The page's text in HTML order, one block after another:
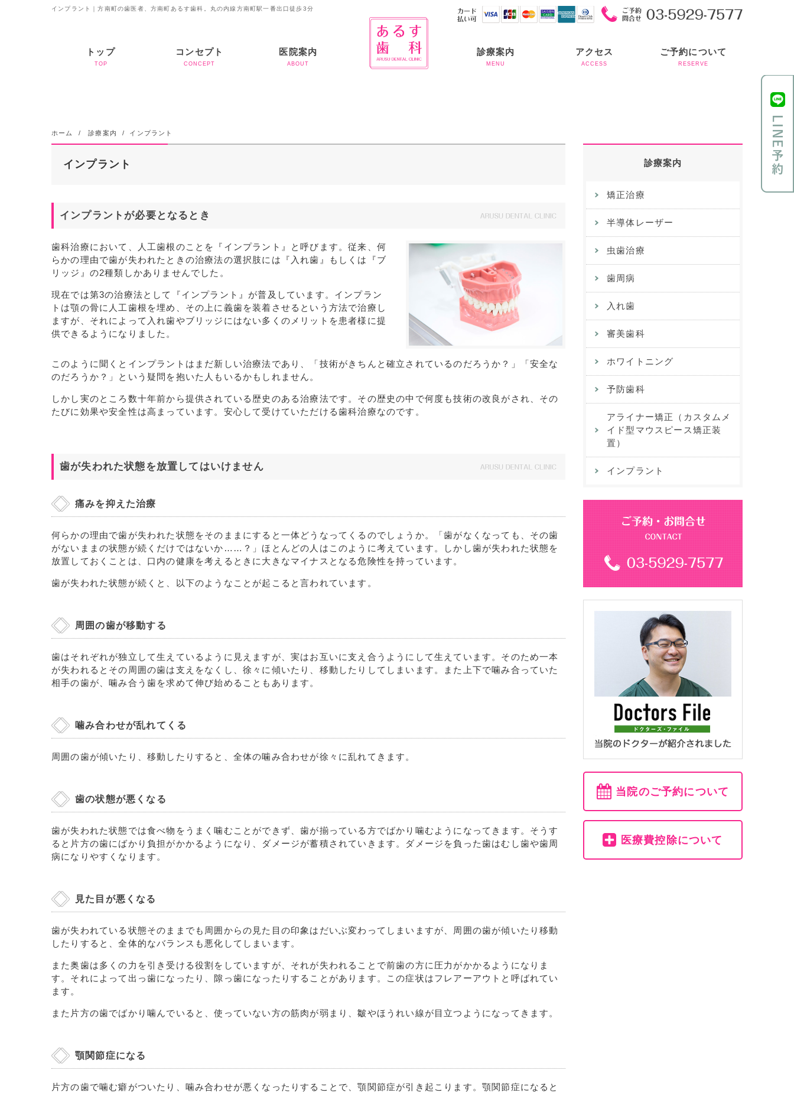
インプラント｜方南町の歯医者、方南町あるす歯科。丸の内線方南町駅一番出口徒歩3分
トップ
TOP
コンセプト
CONCEPT
医院案内
ABOUT
診療案内
MENU
アクセス
ACCESS
ご予約について
RESERVE
ホーム 診療案内 インプラント
インプラント
インプラントが必要となるとき
歯科治療において、人工歯根のことを『インプラント』と呼びます。従来、何
らかの理由で歯が失われたときの治療法の選択肢には『入れ歯』もしくは『ブ
リッジ』の2種類しかありませんでした。
現在では第3の治療法として『インプラント』が普及しています。インプラン
トは顎の骨に人工歯根を埋め、その上に義歯を装着させるという方法で治療し
ますが、それによって入れ歯やブリッジにはない多くのメリットを患者様に提
供できるようになりました。
このように聞くとインプラントはまだ新しい治療法であり、「技術がきちんと確立されているのだろうか？」「安全な
のだろうか？」という疑問を抱いた人もいるかもしれません。
しかし実のところ数十年前から提供されている歴史のある治療法です。その歴史の中で何度も技術の改良がされ、その
たびに効果や安全性は高まっています。安心して受けていただける歯科治療なのです。
歯が失われた状態を放置してはいけません
痛みを抑えた治療
何らかの理由で歯が失われた状態をそのままにすると一体どうなってくるのでしょうか。「歯がなくなっても、その歯
がないままの状態が続くだけではないか……？」ほとんどの人はこのように考えています。しかし歯が失われた状態を
放置しておくことは、口内の健康を考えるときに大きなマイナスとなる危険性を持っています。
歯が失われた状態が続くと、以下のようなことが起こると言われています。
周囲の歯が移動する
歯はそれぞれが独立して生えているように見えますが、実はお互いに支え合うようにして生えています。そのため一本
が失われるとその周囲の歯は支えをなくし、徐々に傾いたり、移動したりしてしまいます。また上下で噛み合っていた
相手の歯が、噛み合う歯を求めて伸び始めることもあります。
噛み合わせが乱れてくる
周囲の歯が傾いたり、移動したりすると、全体の噛み合わせが徐々に乱れてきます。
歯の状態が悪くなる
歯が失われた状態では食べ物をうまく噛むことができず、歯が揃っている方でばかり噛むようになってきます。そうす
ると片方の歯にばかり負担がかかるようになり、ダメージが蓄積されていきます。ダメージを負った歯はむし歯や歯周
病になりやすくなります。
見た目が悪くなる
歯が失われている状態そのままでも周囲からの見た目の印象はだいぶ変わってしまいますが、周囲の歯が傾いたり移動
したりすると、全体的なバランスも悪化してしまいます。
また奥歯は多くの力を引き受ける役割をしていますが、それが失われることで前歯の方に圧力がかかるようになりま
す。それによって出っ歯になったり、隙っ歯になったりすることがあります。この症状はフレアーアウトと呼ばれてい
ます。
また片方の歯でばかり噛んでいると、使っていない方の筋肉が弱まり、皺やほうれい線が目立つようになってきます。
顎関節症になる
片方の歯で噛む癖がついたり、噛み合わせが悪くなったりすることで、顎関節症が引き起こります。顎関節症になると
診療案内
矯正治療
半導体レーザー
虫歯治療
歯周病
入れ歯
審美歯科
ホワイトニング
予防歯科
アライナー矯正（カスタムメ
イド型マウスピース矯正装
置）
インプラント
当院のご予約について
医療費控除について